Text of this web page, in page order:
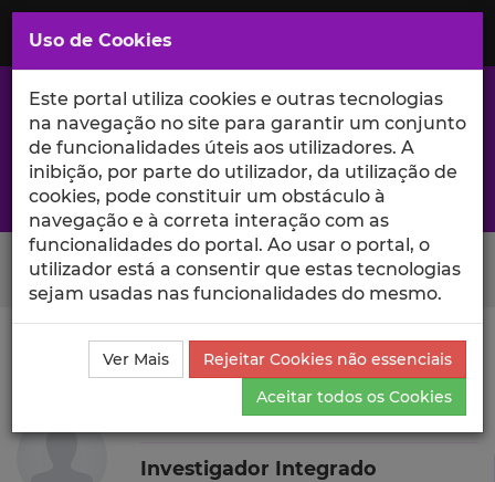
Saltar
para
Conteúdo
Principal
A excelência da investigação e ciência no Iscte
Search Button
Ciência_Iscte Autores
José Duarte Moleiro Martins
Currículo
José Duarte Moleiro Martins
Investigador Integrado
Uso de Cookies
Este portal utiliza cookies e outras tecnologias
na navegação no site para garantir um conjunto
de funcionalidades úteis aos utilizadores. A
inibição, por parte do utilizador, da utilização de
cookies, pode constituir um obstáculo à
navegação e à correta interação com as
funcionalidades do portal. Ao usar o portal, o
utilizador está a consentir que estas tecnologias
sejam usadas nas funcionalidades do mesmo.
Ver Mais
Rejeitar Cookies não essenciais
Aceitar todos os Cookies